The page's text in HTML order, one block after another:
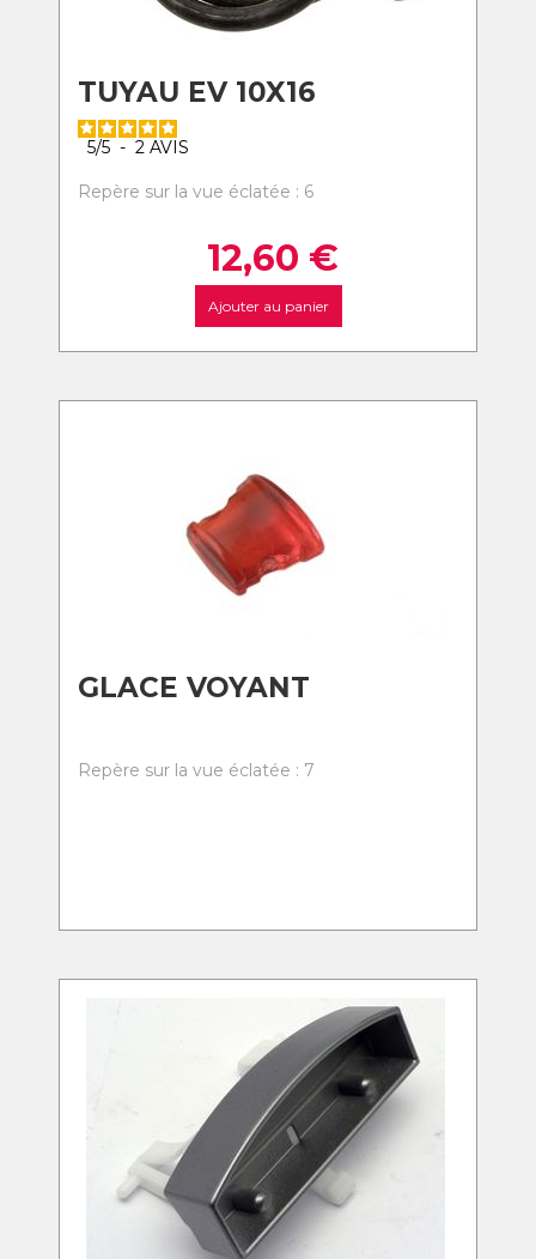
TUYAU EV 10X16
5/5 - 2 AVIS
Repère sur la vue éclatée : 6
12,60 €
Ajouter au panier
GLACE VOYANT
Repère sur la vue éclatée : 7